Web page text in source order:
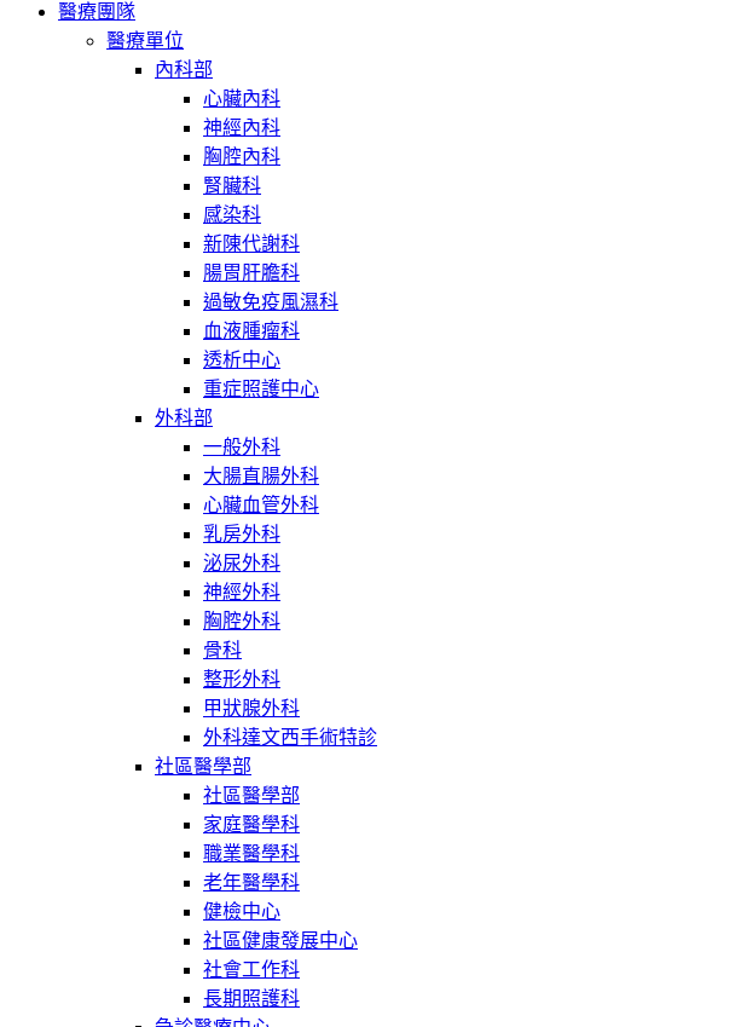
醫療團隊
醫療單位
內科部
心臟內科
神經內科
胸腔內科
腎臟科
感染科
新陳代謝科
腸胃肝膽科
過敏免疫風濕科
血液腫瘤科
透析中心
重症照護中心
外科部
一般外科
大腸直腸外科
心臟血管外科
乳房外科
泌尿外科
神經外科
胸腔外科
骨科
整形外科
甲狀腺外科
外科達文西手術特診
社區醫學部
社區醫學部
家庭醫學科
職業醫學科
老年醫學科
健檢中心
社區健康發展中心
社會工作科
長期照護科